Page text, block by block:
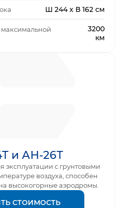
Ш 244 x В 162 см
максимальной
3200
км
и АН-26Т
эксплуатации с грунтовыми
воздуха, способен
на высокогорные аэродромы.
СТОИМОСТЬ